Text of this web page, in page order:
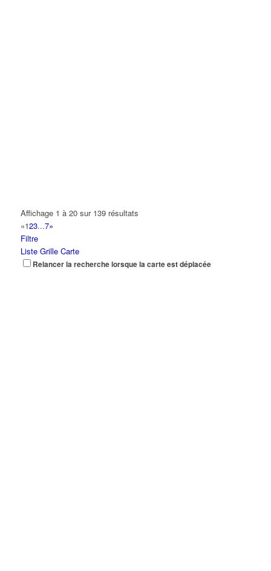
Affichage 1 à 20 sur 139 résultats
«123...7»
Filtre
Liste Grille Carte
Relancer la recherche lorsque la carte est déplacée